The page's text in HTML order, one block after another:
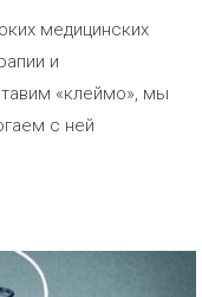
медицинских
и
«клеймо», мы
с ней